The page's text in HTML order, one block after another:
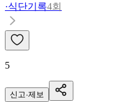
·식단기록4회
5
신고·제보